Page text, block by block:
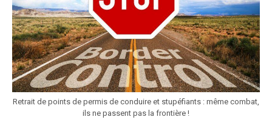
Retrait de points de permis de conduire et stupéfiants : même combat,
ils ne passent pas la frontière !